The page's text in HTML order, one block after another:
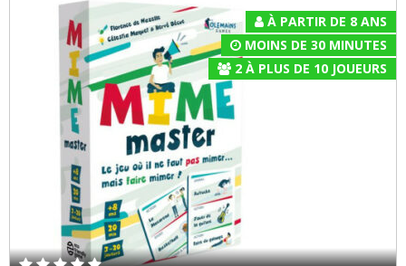
À PARTIR DE 8 ANS
MOINS DE 30 MINUTES
2À PLUS DE 10JOUEURS